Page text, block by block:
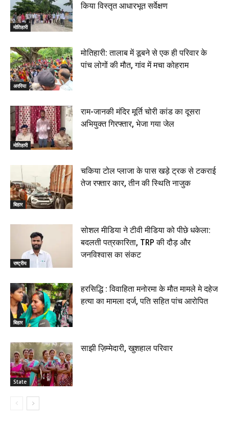
मोतिहारी
किया विस्तृत आधारभूत सर्वेक्षण
अररिया
मोतिहारी: तालाब में डूबने से एक ही परिवार के
पांच लोगों की मौत, गांव में मचा कोहराम
मोतिहारी
राम-जानकी मंदिर मूर्ति चोरी कांड का दूसरा
अभियुक्त गिरफ्तार, भेजा गया जेल
बिहार
चकिया टोल प्लाजा के पास खड़े ट्रक से टकराई
तेज रफ्तार कार, तीन की स्थिति नाजुक
राष्ट्रीय
सोशल मीडिया ने टीवी मीडिया को पीछे धकेला:
बदलती पत्रकारिता, TRP की दौड़ और
जनविश्वास का संकट
बिहार
हरसिद्धि : विवाहिता मनोरमा के मौत मामले मे दहेज
हत्या का मामला दर्ज, पति सहित पांच आरोपित
State
साझी ज़िम्मेदारी, खुशहाल परिवार